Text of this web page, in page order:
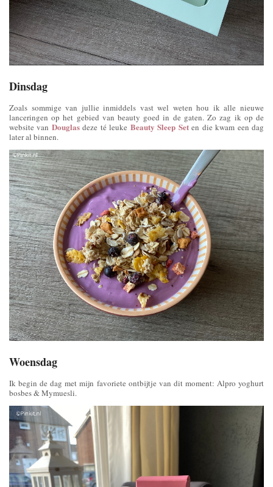
Dinsdag
Zoals sommige van jullie inmiddels vast wel weten hou ik alle nieuwe
lanceringen op het gebied van beauty goed in de gaten. Zo zag ik op de
website van Douglasdeze té leuke Beauty Sleep Seten die kwam een dag
later al binnen.
Woensdag
Ik begin de dag met mijn favoriete ontbijtje van dit moment: Alpro yoghurt
bosbes & Mymuesli.